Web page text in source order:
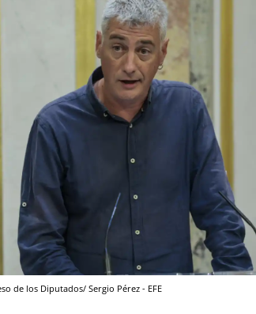
de los Diputados/ Sergio Pérez - EFE